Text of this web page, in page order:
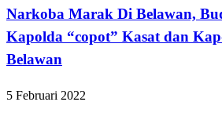
Narkoba Marak Di Belawan,
Kapolda “copot” Kasat dan
Belawan
5 Februari 2022